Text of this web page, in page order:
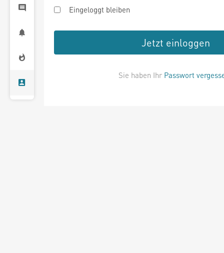
Eingeloggt bleiben
Jetzt einloggen
Sie haben Ihr Passwort